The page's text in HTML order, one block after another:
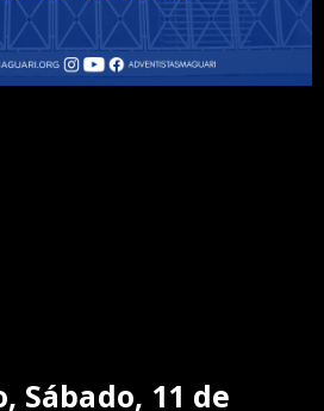
Sábado, 11 de